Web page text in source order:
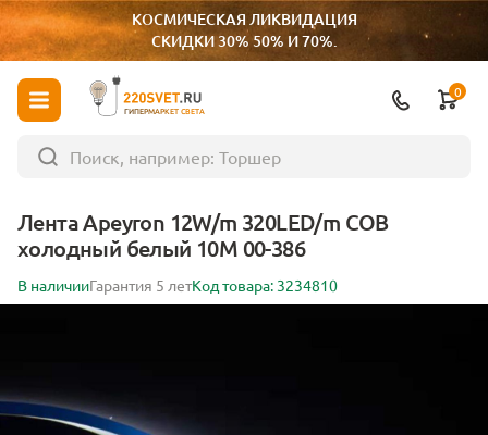
КОСМИЧЕСКАЯ ЛИКВИДАЦИЯ
СКИДКИ 30% 50% И 70%.
ГИПЕРМАРКЕТ СВЕТА
0
Лента Apeyron 12W/m 320LED/m COB
холодный белый 10M 00-386
В наличииГарантия 5 летКод товара: 3234810